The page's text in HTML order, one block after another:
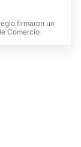
firmaron un
Comercio